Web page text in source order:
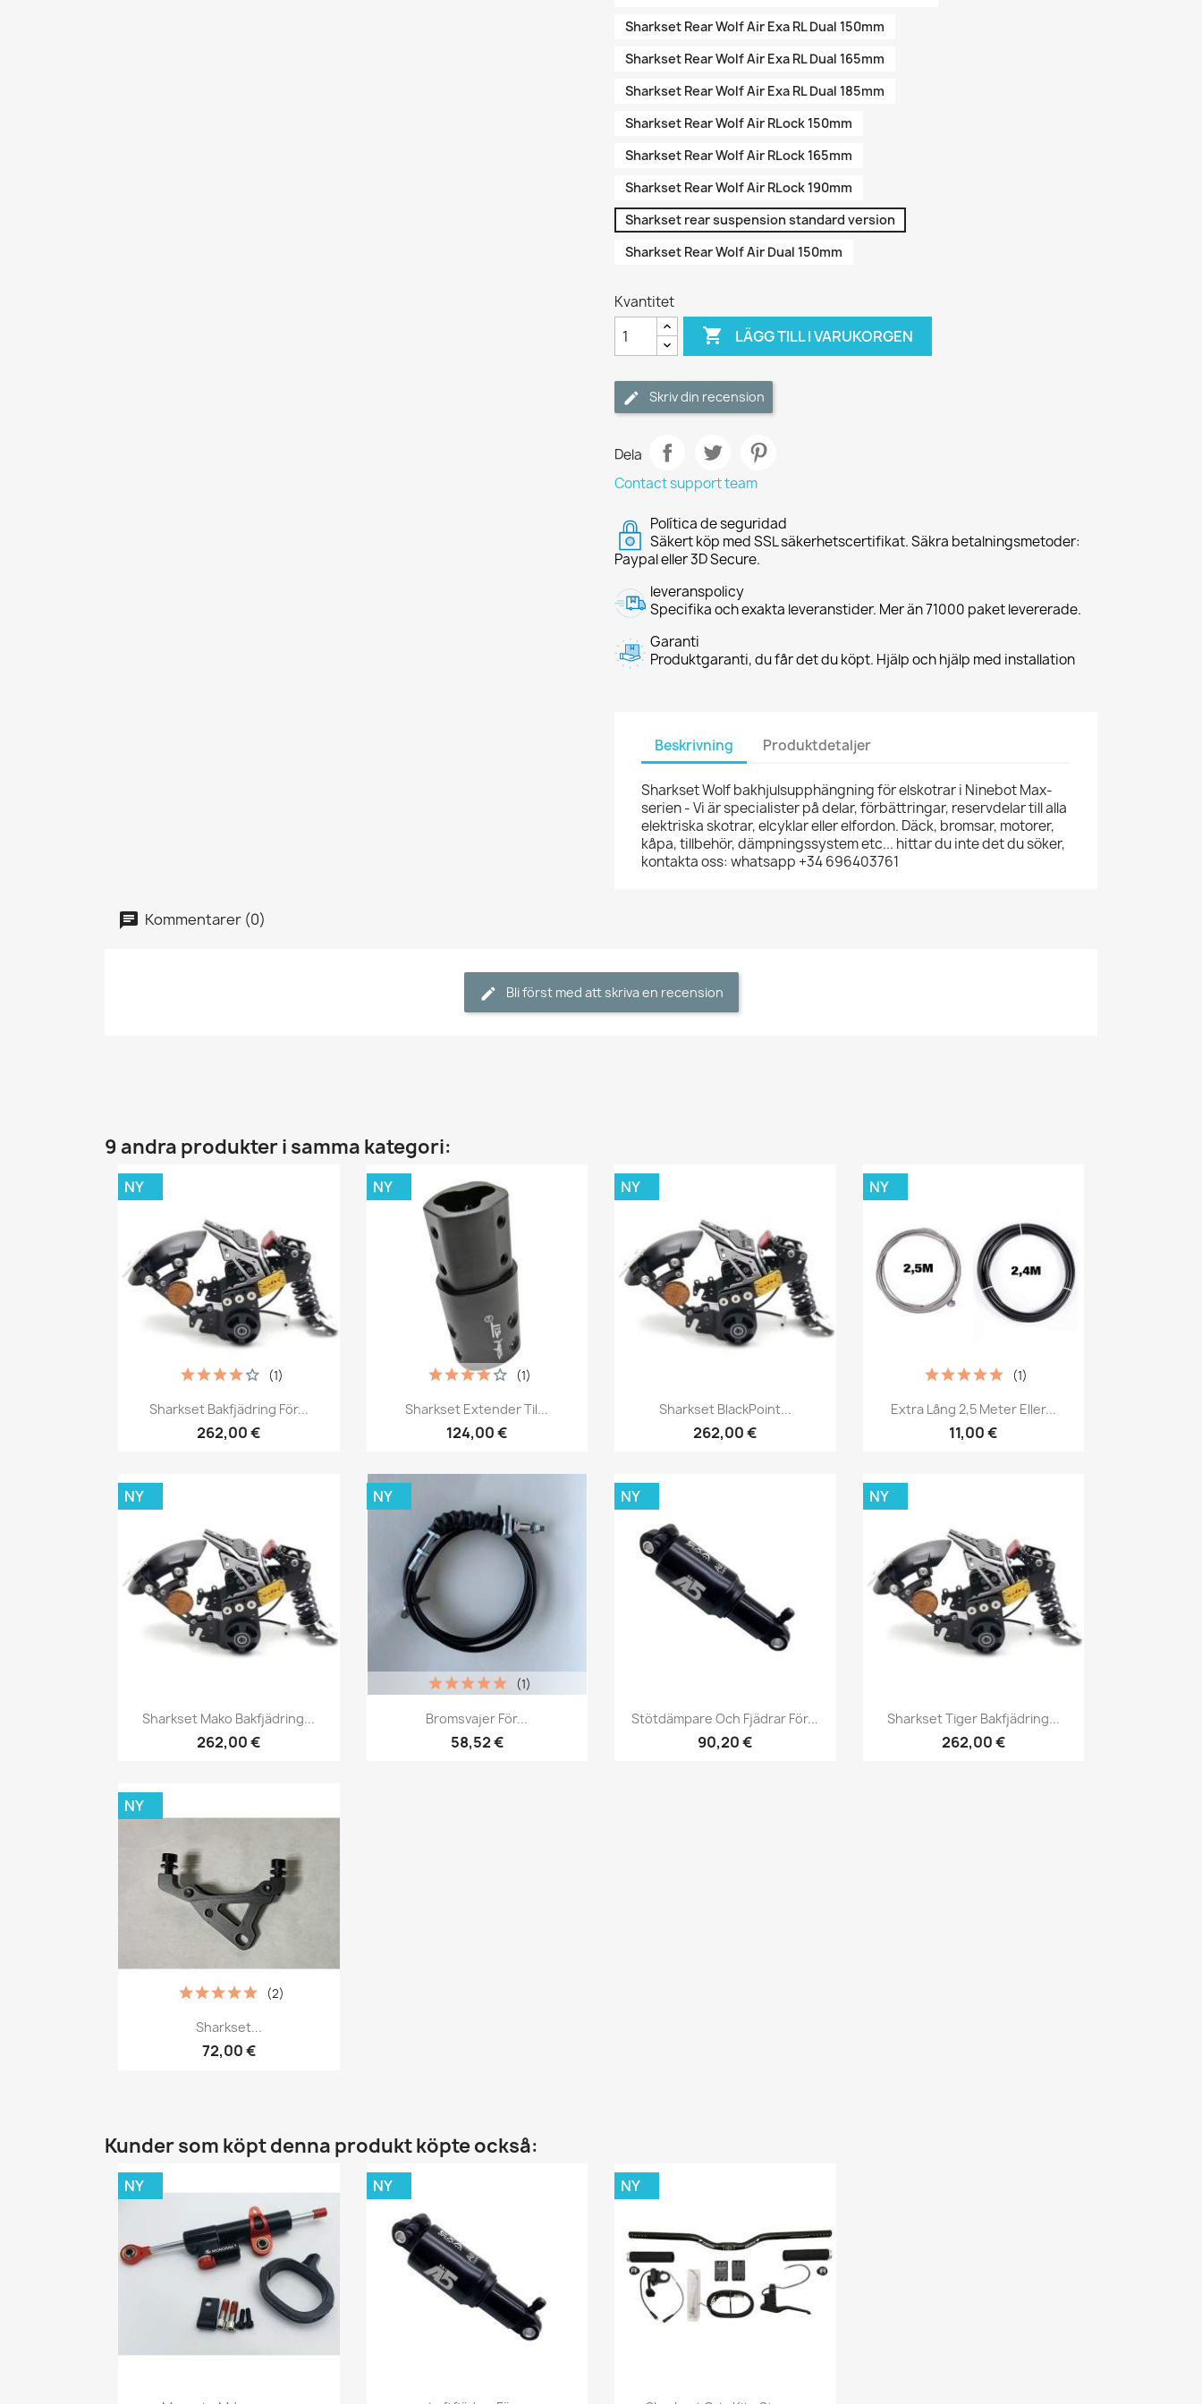
Sharkset Rear Wolf Air Exa RL Dual 150mm
Sharkset Rear Wolf Air Exa RL Dual 165mm
Sharkset Rear Wolf Air Exa RL Dual 185mm
Sharkset Rear Wolf Air RLock 150mm
Sharkset Rear Wolf Air RLock 165mm
Sharkset Rear Wolf Air RLock 190mm
Sharkset rear suspension standard version
Sharkset Rear Wolf Air Dual 150mm
Kvantitet
 LÄGG TILL I VARUKORGEN
Skriv din recension
Dela
Contact support team
Política de seguridad
Säkert köp med SSL säkerhetscertifikat. Säkra betalningsmetoder:
Paypal eller 3D Secure.
leveranspolicy
Specifika och exakta leveranstider. Mer än 71000 paket levererade.
Garanti
Produktgaranti, du får det du köpt. Hjälp och hjälp med installation
Beskrivning Produktdetaljer
Sharkset Wolf bakhjulsupphängning för elskotrar i Ninebot Max-
serien - Vi är specialister på delar, förbättringar, reservdelar till alla
elektriska skotrar, elcyklar eller elfordon. Däck, bromsar, motorer,
kåpa, tillbehör, dämpningssystem etc... hittar du inte det du söker,
kontakta oss: whatsapp +34 696403761
Kommentarer (0)
Bli först med att skriva en recension
9 andra produkter i samma kategori:
Snabbvy
Sharkset Bakfjädring För...
262,00 €
(1)
NY
Snabbvy
Sharkset Extender Til...
124,00 €
(1)
NY
Snabbvy
Sharkset BlackPoint...
262,00 €
NY
Snabbvy
Extra Lång 2,5 Meter Eller...
11,00 €
(1)
NY
Snabbvy
Sharkset Mako Bakfjädring...
262,00 €
NY
Snabbvy
Bromsvajer För...
58,52 €
(1)
NY
Snabbvy
Stötdämpare Och Fjädrar För...
90,20 €
NY
Snabbvy
Sharkset Tiger Bakfjädring...
262,00 €
NY
Snabbvy
Sharkset...
72,00 €
(2)
NY
Kunder som köpt denna produkt köpte också:
NY NY NY